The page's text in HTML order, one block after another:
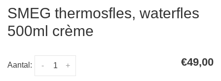
SMEG thermosfles, waterfles
500ml crème
Aantal: +
- €49,00